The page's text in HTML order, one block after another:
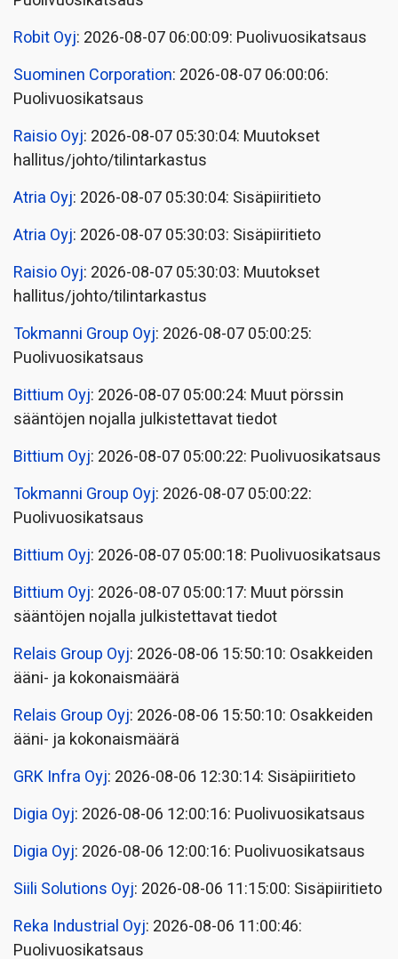
Robit Oyj: 2026-08-07 06:00:09: Puolivuosikatsaus
Suominen Corporation: 2026-08-07 06:00:06:
Puolivuosikatsaus
Raisio Oyj: 2026-08-07 05:30:04: Muutokset
hallitus/johto/tilintarkastus
Atria Oyj: 2026-08-07 05:30:04: Sisäpiiritieto
Atria Oyj: 2026-08-07 05:30:03: Sisäpiiritieto
Raisio Oyj: 2026-08-07 05:30:03: Muutokset
hallitus/johto/tilintarkastus
Tokmanni Group Oyj: 2026-08-07 05:00:25:
Puolivuosikatsaus
Bittium Oyj: 2026-08-07 05:00:24: Muut pörssin
sääntöjen nojalla julkistettavat tiedot
Bittium Oyj: 2026-08-07 05:00:22: Puolivuosikatsaus
Tokmanni Group Oyj: 2026-08-07 05:00:22:
Puolivuosikatsaus
Bittium Oyj: 2026-08-07 05:00:18: Puolivuosikatsaus
Bittium Oyj: 2026-08-07 05:00:17: Muut pörssin
sääntöjen nojalla julkistettavat tiedot
Relais Group Oyj: 2026-08-06 15:50:10: Osakkeiden
ääni- ja kokonaismäärä
Relais Group Oyj: 2026-08-06 15:50:10: Osakkeiden
ääni- ja kokonaismäärä
GRK Infra Oyj: 2026-08-06 12:30:14: Sisäpiiritieto
Digia Oyj: 2026-08-06 12:00:16: Puolivuosikatsaus
Digia Oyj: 2026-08-06 12:00:16: Puolivuosikatsaus
Siili Solutions Oyj: 2026-08-06 11:15:00: Sisäpiiritieto
Reka Industrial Oyj: 2026-08-06 11:00:46:
Puolivuosikatsaus